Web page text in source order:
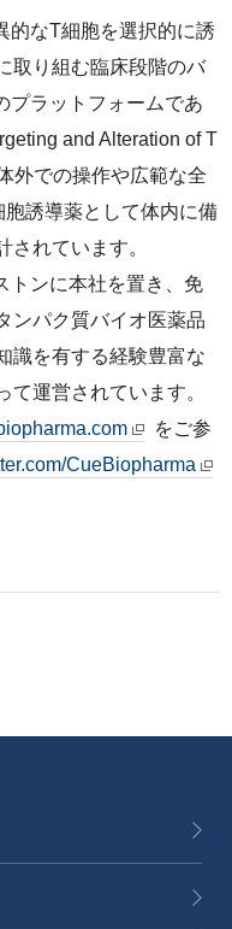
なT細胞を選択的に誘
取り組む臨床段階のバ
プラットフォームであ
and Alteration of T
外での操作や広範な全
誘導薬として体内に備
されています。
ンに本社を置き、免
ンパク質バイオ医薬品
識を有する経験豊富な
運営されています。
をご参
CueBiopharma